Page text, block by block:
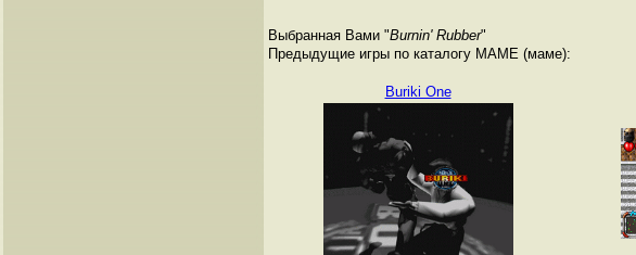
Выбранная Вами "Burnin' Rubber"
Предыдущие игры по каталогу MAME (маме):
Buriki One